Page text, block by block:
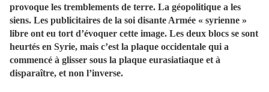
provoque les tremblements de terre. La géopolitique a les
siens. Les publicitaires de la soi disante Armée « syrienne »
libre ont eu tort d’évoquer cette image. Les deux blocs se sont
heurtés en Syrie, mais c’est la plaque occidentale qui a
commencé à glisser sous la plaque eurasiatiaque et à
disparaître, et non l’inverse.